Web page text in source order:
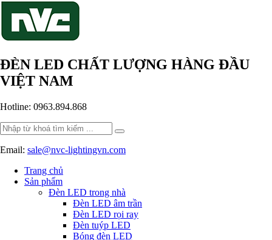
ĐÈN LED CHẤT LƯỢNG HÀNG ĐẦU
VIỆT NAM
Hotline: 0963.894.868
Search
for:
Email: sale@nvc-lightingvn.com
Trang chủ
Sản phẩm
Đèn LED trong nhà
Đèn LED âm trần
Đèn LED rọi ray
Đèn tuýp LED
Bóng đèn LED